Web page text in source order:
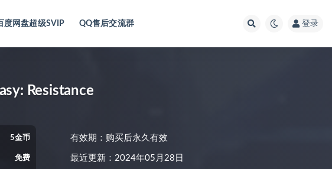
度网盘超级SVIP QQ售后交流群 登录
Resistance
5金币
免费
有效期：购买后永久有效
最近更新：2024年05月28日